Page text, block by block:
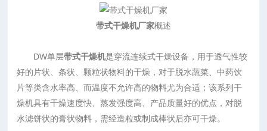
带式干燥机厂家概述
DW单层带式干燥机是穿流连续式干燥设备，用于透气性较
好的片状、条状、颗粒状物料的干燥，对于脱水蔬菜、中药饮
片等类含水率高、而温度不允许高的物料尤为合适；该系列干
燥机具有干燥速度快、蒸发强度高、产品质量好的优点，对脱
水滤饼状的膏状物料，需经造粒或制成棒状后亦可干燥。